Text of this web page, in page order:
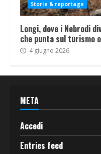
Storie & reportage
Longi, dove i Nebrodi
che punta sul turismo
4 giugno 2026
META
Accedi
Entries feed